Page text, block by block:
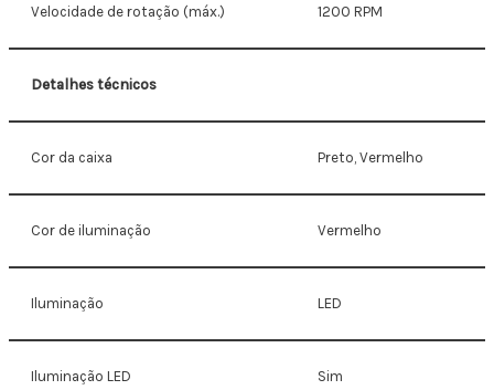
Velocidade de rotação (máx.) 1200 RPM
Detalhes técnicos
Cor da caixa Preto, Vermelho
Cor de iluminação Vermelho
Iluminação LED
Iluminação LED Sim